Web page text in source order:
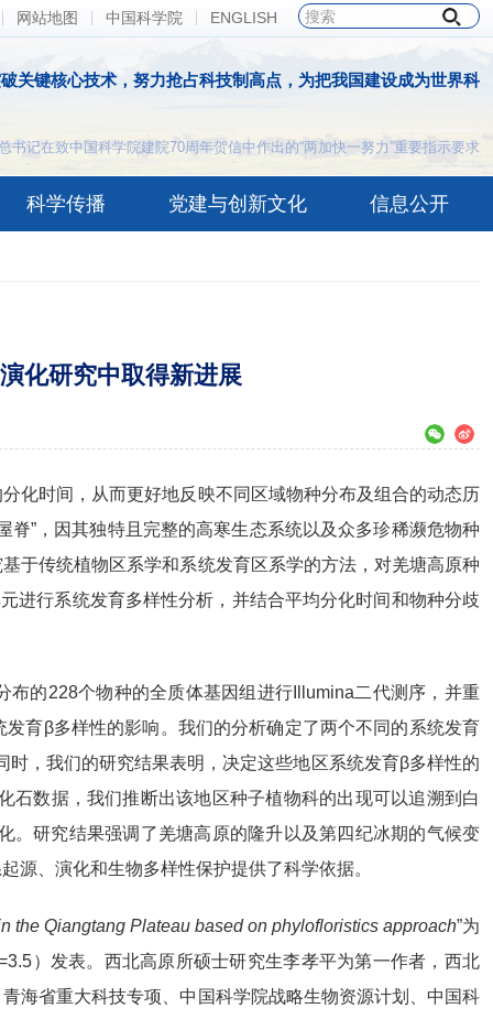
网站地图 中国科学院 ENGLISH
关键核心技术，努力抢占科技制高点，为把我国建设成为世界科
记在致中国科学院建院70周年贺信中作出的“两加快一努力”重要指示要求
科学传播 党建与创新文化 信息公开
化研究中取得新进展
化时间，从而更好地反映不同区域物种分布及组合的动态历
”，因其独特且完整的高寒生态系统以及众多珍稀濒危物种
于传统植物区系学和系统发育区系学的方法，对羌塘高原种
进行系统发育多样性分析，并结合平均分化时间和物种分歧
的228个物种的全质体基因组进行Illumina二代测序，并重
育β多样性的影响。我们的分析确定了两个不同的系统发育
，我们的研究结果表明，决定这些地区系统发育β多样性的
数据，我们推断出该地区种子植物科的出现可以追溯到白
。研究结果强调了羌塘高原的隆升以及第四纪冰期的气候变
源、演化和生物多样性保护提供了科学依据。
the Qiangtang Plateau based on phylofloristics approach”为
）发表。西北高原所硕士研究生李孝平为第一作者，西北
海省重大科技专项、中国科学院战略生物资源计划、中国科